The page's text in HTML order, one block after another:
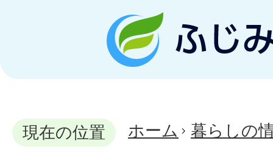
現在の位置 ホーム 暮らしの